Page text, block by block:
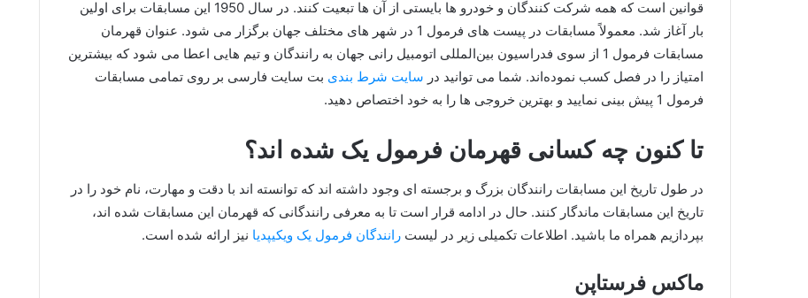
قوانین است که همه شرکت‌ کنندگان و خودرو ها بایستی از آن ها تبعیت کنند. در سال 1950 این مسابقات برای اولین
بار آغاز شد. معمولاً مسابقات در پیست‌ های فرمول 1 در شهر های مختلف جهان برگزار می‌ شود. عنوان قهرمان
مسابقات فرمول 1 از سوی فدراسیون بین‌المللی اتومبیل‌ رانی جهان به رانندگان و تیم‌ هایی اعطا می‌ شود که بیشترین
امتیاز را در فصل کسب نموده‌اند. شما می توانید در سایت شرط بندی بت سایت فارسی بر روی تمامی مسابقات
فرمول 1 پیش بینی نمایید و بهترین خروجی ها را به خود اختصاص دهید.
تا کنون چه کسانی قهرمان فرمول یک شده اند؟
در طول تاریخ این مسابقات رانندگان بزرگ و برجسته ای وجود داشته‌ اند که توانسته‌ اند با دقت و مهارت، نام خود را در
تاریخ این مسابقات ماندگار کنند. حال در ادامه قرار است تا به معرفی رانندگانی که قهرمان این مسابقات شده اند،
بپردازیم همراه ما باشید. اطلاعات تکمیلی زیر در لیست رانندگان فرمول یک ویکیپدیا نیز ارائه شده است.
ماکس فرستاپن